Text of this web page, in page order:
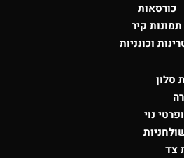
כורסאות
תמונות קיר
וכונניות
סלון
נוי
צד